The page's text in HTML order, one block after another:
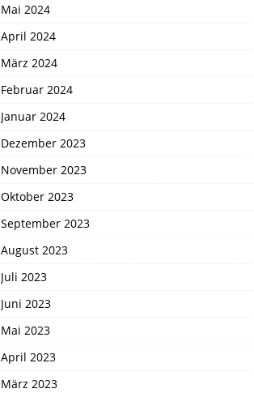
Mai 2024
April 2024
März 2024
Februar 2024
Januar 2024
Dezember 2023
November 2023
Oktober 2023
September 2023
August 2023
Juli 2023
Juni 2023
Mai 2023
April 2023
März 2023